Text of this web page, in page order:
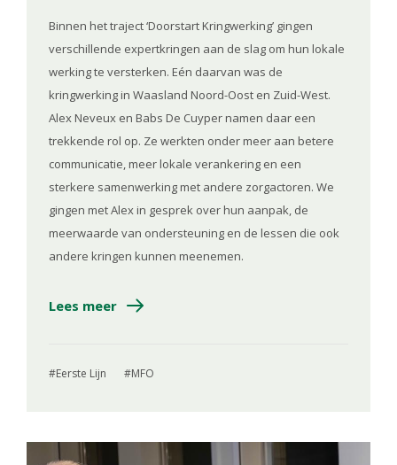
Binnen het traject ‘Doorstart Kringwerking’ gingen
verschillende expertkringen aan de slag om hun lokale
werking te versterken. Eén daarvan was de
kringwerking in Waasland Noord-Oost en Zuid-West.
Alex Neveux en Babs De Cuyper namen daar een
trekkende rol op. Ze werkten onder meer aan betere
communicatie, meer lokale verankering en een
sterkere samenwerking met andere zorgactoren. We
gingen met Alex in gesprek over hun aanpak, de
meerwaarde van ondersteuning en de lessen die ook
andere kringen kunnen meenemen.
Lees meer
Eerste Lijn MFO